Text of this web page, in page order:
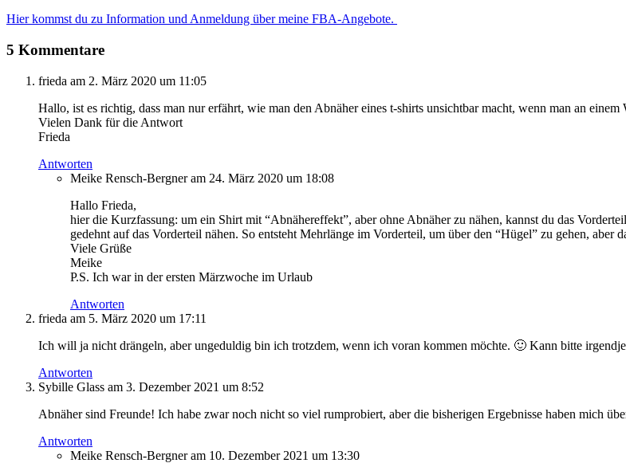
Hier kommst du zu Information und Anmeldung über meine FBA-Angebote.
5 Kommentare
frieda am 2. März 2020 um 11:05
Hallo, ist es richtig, dass man nur erfährt, wie man den Abnäher eines t-shirts unsichtbar macht, wenn man an
Vielen Dank für die Antwort
Frieda
Antworten
Meike Rensch-Bergner am 24. März 2020 um 18:08
Hallo Frieda,
hier die Kurzfassung: um ein Shirt mit “Abnähereffekt”, aber ohne Abnäher zu nähen, kannst du das
gedehnt auf das Vorderteil nähen. So entsteht Mehrlänge im Vorderteil, um über den “Hügel” zu gehen, aber
Viele Grüße
Meike
P.S. Ich war in der ersten Märzwoche im Urlaub
Antworten
frieda am 5. März 2020 um 17:11
Ich will ja nicht drängeln, aber ungeduldig bin ich trotzdem, wenn ich voran kommen möchte. 🙂 Kann bitte
Antworten
Sybille Glass am 3. Dezember 2021 um 8:52
Abnäher sind Freunde! Ich habe zwar noch nicht so viel rumprobiert, aber die bisherigen Ergebnisse haben mich
Antworten
Meike Rensch-Bergner am 10. Dezember 2021 um 13:30